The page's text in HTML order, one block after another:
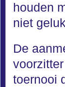
houden
niet
De
toernooi